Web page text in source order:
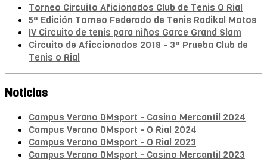
Torneo Circuito Aficionados Club de Tenis O Rial
5ª Edición Torneo Federado de Tenis Radikal Motos
IV Circuito de tenis para niños Garce Grand Slam
Circuito de Aficcionados 2018 - 3ª Prueba Club de
Tenis o Rial
Noticias
Campus Verano DMsport - Casino Mercantil 2024
Campus Verano DMsport - O Rial 2024
Campus Verano DMsport - O Rial 2023
Campus Verano DMsport - Casino Mercantil 2023